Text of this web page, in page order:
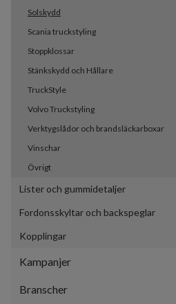
Solskydd
Scania truckstyling
Stoppklossar
Stänkskydd och Hållare
TruckStyle
Volvo Truckstyling
Verktygslådor och brandsläckarboxar
Vinschar
Övrigt
Lister och gummidetaljer
Fordonsskyltar och backspeglar
Kopplingar
Kampanjer
Branscher